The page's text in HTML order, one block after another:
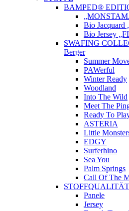
BAMPED®
Bio Jacquard
Bio Jersey
SWAFING
Berger
Summer
PAWerful
Winter Ready
Woodland
Into The Wild
Meet The
Ready To
ASTERIA
Little
EDGY
Surferhino
Sea You
Palm Springs
Call Of The
Panele
Jersey